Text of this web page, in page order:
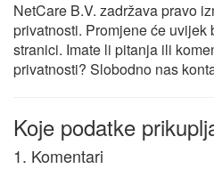
NetCare B.V. zadržava pravo
privatnosti. Promjene će uvijek
stranici. Imate li pitanja ili
privatnosti? Slobodno nas
Koje podatke
1. Komentari